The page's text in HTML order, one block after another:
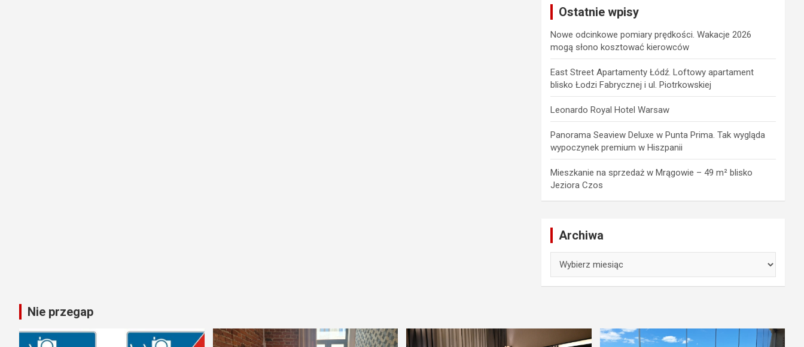
Ostatnie wpisy
Nowe odcinkowe pomiary prędkości. Wakacje 2026
mogą słono kosztować kierowców
East Street Apartamenty Łódź. Loftowy apartament
blisko Łodzi Fabrycznej i ul. Piotrkowskiej
Leonardo Royal Hotel Warsaw
Panorama Seaview Deluxe w Punta Prima. Tak wygląda
wypoczynek premium w Hiszpanii
Mieszkanie na sprzedaż w Mrągowie – 49 m² blisko
Jeziora Czos
Archiwa
Nie przegap